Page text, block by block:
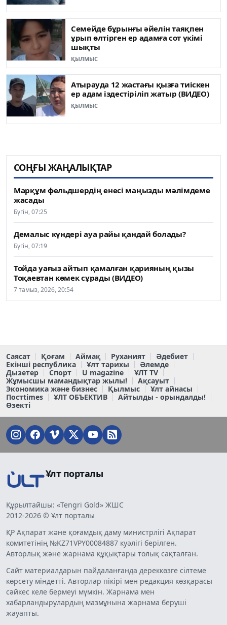
Семейде бұрынғы әйелін таяқпен
ұрып өлтірген ер адамға сот үкімі
шықты
ҚЫЛМЫС
Атырауда 12 жастағы қызға тиіскен
ер адам іздестіріліп жатыр (ВИДЕО)
ҚЫЛМЫС
СОҢҒЫ ЖАҢАЛЫҚТАР
Марқұм фельдшердің енесі маңызды мәлімдеме
жасады
Бүгін, 07:25
Демалыс күндері ауа райы қандай болады?
Бүгін, 07:19
Тойда уағыз айтып қамалған қарияның қызы
Тоқаевтан көмек сұрады (ВИДЕО)
7 тамыз, 2026, 20:54
Саясат Қоғам Аймақ Руханият
Әдебиет
Екінші республика
Ұлт тарихы
Әлемде
Дызетер
Спорт U magazine
ҰЛТ TV
Жұмысшы мамандықтар жылы!
Ақсауыт
Экономика және бизнес
Қылмыс
Ұлт айнасы
Постtimes
ҰЛТ ОБЪЕКТИВ
Айтылды - орындалды!
Өзекті
Ұлт порталы
Құрылтайшы: «Tengri Gold» ЖШС
2012-2026 © Ұлт порталы
ҚР Ақпарат және қоғамдық даму министрлігі Ақпарат
комитетінің №KZ71VPY00084887 куәлігі берілген.
Авторлық және жарнама құқықтары толық сақталған.
Сайт материалдарын пайдаланғанда дереккөзге сілтеме
көрсету міндетті. Авторлар пікірі мен редакция көзқарасы
сәйкес келе бермеуі мүмкін. Жарнама мен
хабарландырулардың мазмұнына жарнама беруші
жауапты.